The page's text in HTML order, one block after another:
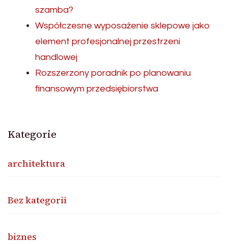
szamba?
Współczesne wyposażenie sklepowe jako
element profesjonalnej przestrzeni
handlowej
Rozszerzony poradnik po planowaniu
finansowym przedsiębiorstwa
Kategorie
architektura
Bez kategorii
biznes